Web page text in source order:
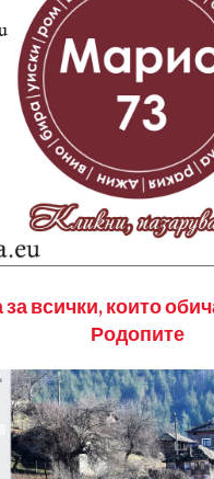
за всички, които
Родопите